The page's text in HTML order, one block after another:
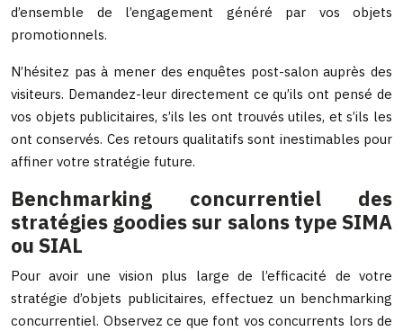
d’ensemble de l’engagement généré par vos objets
promotionnels.
N’hésitez pas à mener des enquêtes post-salon auprès des
visiteurs. Demandez-leur directement ce qu’ils ont pensé de
vos objets publicitaires, s’ils les ont trouvés utiles, et s’ils les
ont conservés. Ces retours qualitatifs sont inestimables pour
affiner votre stratégie future.
Benchmarking concurrentiel des
stratégies goodies sur salons type SIMA
ou SIAL
Pour avoir une vision plus large de l’efficacité de votre
stratégie d’objets publicitaires, effectuez un benchmarking
concurrentiel. Observez ce que font vos concurrents lors de